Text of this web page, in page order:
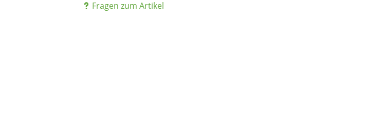
Fragen zum Artikel